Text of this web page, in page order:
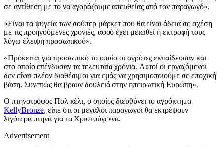
σε αντίθεση με το να αγοράζουμε απευθείας από τον παραγωγό».
«Είναι τα ψυγεία των σούπερ μάρκετ που θα είναι άδεια σε σχέση
με τις προηγούμενες χρονιές, αφού έχει μειωθεί ή εκτροφή τους
λόγω έλειψη προσωπικού».
«Πρόκειται για προσωπικό το οποίο οι αγρότες εκπαίδευσαν και
στο οποίο επένδυσαν τα τελευταία χρόνια. Αυτοί οι εργαζόμενοι
δεν είναι πλέον διαθέσιμοι για εμάς να χρησιμοποιούμε σε εποχική
βάση. Συνεπώς θα βρουν δουλειά στην ηπειρωτική Ευρώπη».
Ο πτηνοτρόφος Πολ κέλι, ο οποίος διευθύνει το αγρόκτημα
KellyBronze, είπε ότι οι μεγάλοι παραγωγοί θα εκτρέψουν
λιγότερα πτηνά για τα Χριστούγεννα.
Advertisement